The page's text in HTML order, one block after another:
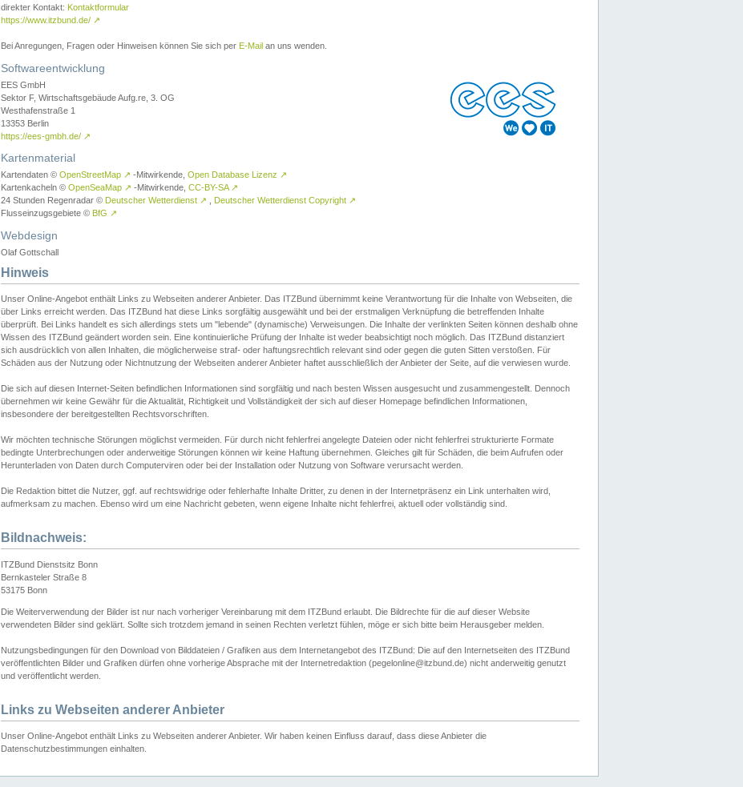
direkter Kontakt: Kontaktformular
https://www.itzbund.de/ ↗
Bei Anregungen, Fragen oder Hinweisen können Sie sich per E-Mail an uns wenden.
Softwareentwicklung
EES GmbH
Sektor F, Wirtschaftsgebäude Aufg.re, 3. OG
Westhafenstraße 1
13353 Berlin
https://ees-gmbh.de/ ↗
Kartenmaterial
Kartendaten © OpenStreetMap ↗ -Mitwirkende, Open Database Lizenz ↗
Kartenkacheln © OpenSeaMap ↗ -Mitwirkende, CC-BY-SA ↗
24 Stunden Regenradar © Deutscher Wetterdienst ↗ Deutscher Wetterdienst Copyright ↗
Flusseinzugsgebiete © BfG ↗
Webdesign
Olaf Gottschall
Hinweis
Unser Online-Angebot enthält Links zu Webseiten anderer Anbieter. Das ITZBund übernimmt keine Verantwortung für die Inhalte von Webseiten, die
über Links erreicht werden. Das ITZBund hat diese Links sorgfältig ausgewählt und bei der erstmaligen Verknüpfung die betreffenden Inhalte
überprüft. Bei Links handelt es sich allerdings stets um "lebende" (dynamische) Verweisungen. Die Inhalte der verlinkten Seiten können deshalb ohne
Wissen des ITZBund geändert worden sein. Eine kontinuierliche Prüfung der Inhalte ist weder beabsichtigt noch möglich. Das ITZBund distanziert
sich ausdrücklich von allen Inhalten, die möglicherweise straf- oder haftungsrechtlich relevant sind oder gegen die guten Sitten verstoßen. Für
Schäden aus der Nutzung oder Nichtnutzung der Webseiten anderer Anbieter haftet ausschließlich der Anbieter der Seite, auf die verwiesen wurde.
Die sich auf diesen Internet-Seiten befindlichen Informationen sind sorgfältig und nach besten Wissen ausgesucht und zusammengestellt. Dennoch
übernehmen wir keine Gewähr für die Aktualität, Richtigkeit und Vollständigkeit der sich auf dieser Homepage befindlichen Informationen,
insbesondere der bereitgestellten Rechtsvorschriften.
Wir möchten technische Störungen möglichst vermeiden. Für durch nicht fehlerfrei angelegte Dateien oder nicht fehlerfrei strukturierte Formate
bedingte Unterbrechungen oder anderweitige Störungen können wir keine Haftung übernehmen. Gleiches gilt für Schäden, die beim Aufrufen oder
Herunterladen von Daten durch Computerviren oder bei der Installation oder Nutzung von Software verursacht werden.
Die Redaktion bittet die Nutzer, ggf. auf rechtswidrige oder fehlerhafte Inhalte Dritter, zu denen in der Internetpräsenz ein Link unterhalten wird,
aufmerksam zu machen. Ebenso wird um eine Nachricht gebeten, wenn eigene Inhalte nicht fehlerfrei, aktuell oder vollständig sind.
Bildnachweis:
ITZBund Dienstsitz Bonn
Bernkasteler Straße 8
53175 Bonn
Die Weiterverwendung der Bilder ist nur nach vorheriger Vereinbarung mit dem ITZBund erlaubt. Die Bildrechte für die auf dieser Website
verwendeten Bilder sind geklärt. Sollte sich trotzdem jemand in seinen Rechten verletzt fühlen, möge er sich bitte beim Herausgeber melden.
Nutzungsbedingungen für den Download von Bilddateien / Grafiken aus dem Internetangebot des ITZBund: Die auf den Internetseiten des ITZBund
veröffentlichten Bilder und Grafiken dürfen ohne vorherige Absprache mit der Internetredaktion (pegelonline@itzbund.de) nicht anderweitig genutzt
und veröffentlicht werden.
Links zu Webseiten anderer Anbieter
Unser Online-Angebot enthält Links zu Webseiten anderer Anbieter. Wir haben keinen Einfluss darauf, dass diese Anbieter die
Datenschutzbestimmungen einhalten.